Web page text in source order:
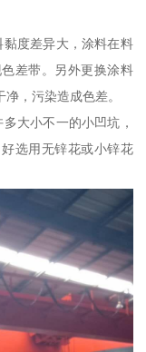
度差异大，涂料在料
差带。另外更换涂料
，污染造成色差。
大小不一的小凹坑，
选用无锌花或小锌花